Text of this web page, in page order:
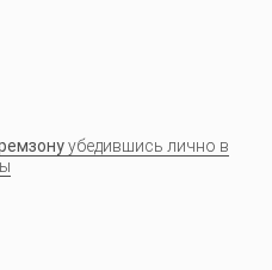
убедившись лично в